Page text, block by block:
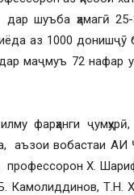
шуъба ҳамагӣ
аз 1000 донишҷӯ
маҷмуъ 72 нафар
фарҳанги
аъзои вобастаи АИ
Х.
Камолиддинов,